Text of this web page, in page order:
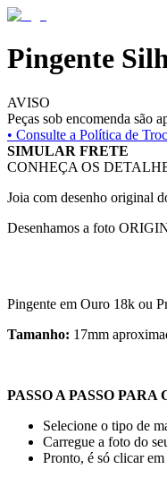
Pingente
AVISO
Peças sob encomenda são
• Consulte a Política de
SIMULAR FRETE
CONHEÇA OS
Joia com desenho original
Desenhamos a foto
Pingente em Ouro 18k ou
Tamanho: 17mm
PASSO A PASSO PARA
Selecione o tipo de
Carregue a foto do
Pronto, é só clicar